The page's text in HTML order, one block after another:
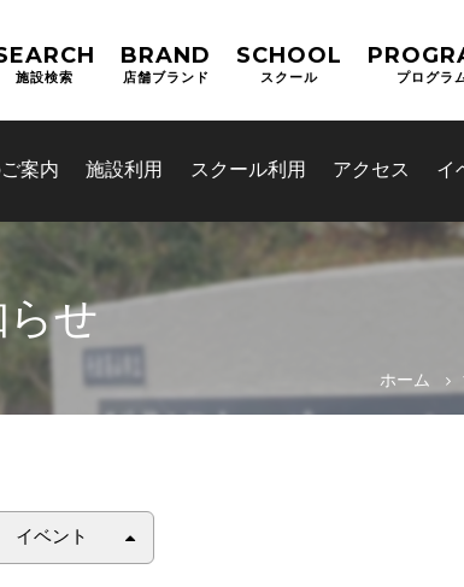
施設検索
BRAND
店舗ブランド
SCHOOL
スクール プログラ
案内 施設利用 スクール利用 アクセス イ
教室体験
せ
ホーム
イベント